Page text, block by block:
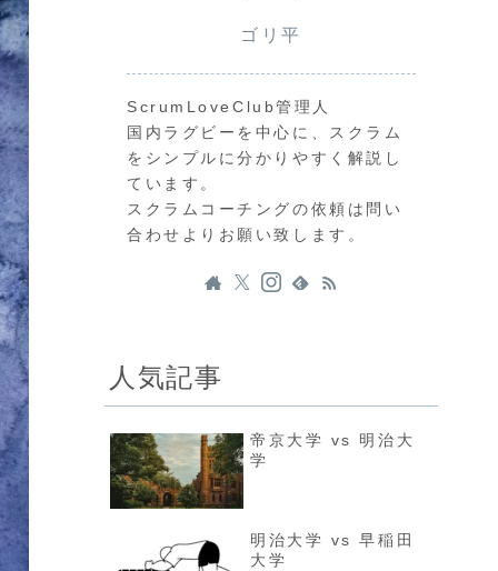
ゴリ平
ScrumLoveClub管理人
国内ラグビーを中心に、スクラム
をシンプルに分かりやすく解説し
ています。
スクラムコーチングの依頼は問い
合わせよりお願い致します。
人気記事
帝京大学 vs 明治大
学
明治大学 vs 早稲田
大学